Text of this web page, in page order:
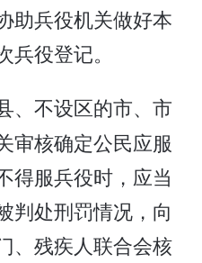
助兵役机关做好本
役登记。
、不设区的市、市
审核确定公民应服
得服兵役时，应当
判处刑罚情况，向
、残疾人联合会核